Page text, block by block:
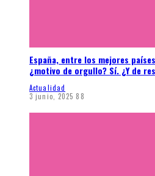
España, entre los mejores
¿motivo de orgullo? Sí. ¿Y de
Actualidad
3 junio, 2025 88